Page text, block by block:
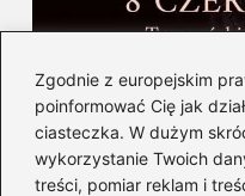
Zgodnie z europejskim
poinformować Cię jak
ciasteczka. W dużym
wykorzystanie Twoich
treści, pomiar reklam i
Polsce —